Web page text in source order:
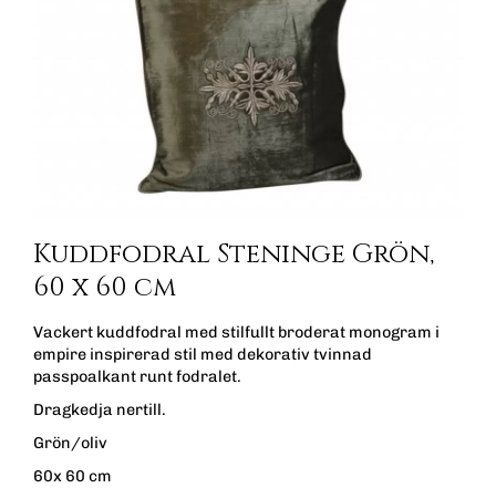
Kuddfodral Steninge Grön,
60 x 60 cm
Vackert kuddfodral med stilfullt broderat monogram i
empire inspirerad stil med dekorativ tvinnad
passpoalkant runt fodralet.
Dragkedja nertill.
Grön/oliv
60x 60 cm